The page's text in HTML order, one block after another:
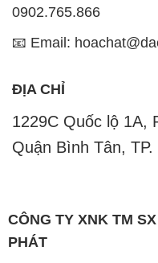
0902.765.866
📧 Email:
ĐỊA CHỈ
1229C Quốc lộ 1A,
Quận Bình Tân,
CÔNG TY XNK TM
PHÁT